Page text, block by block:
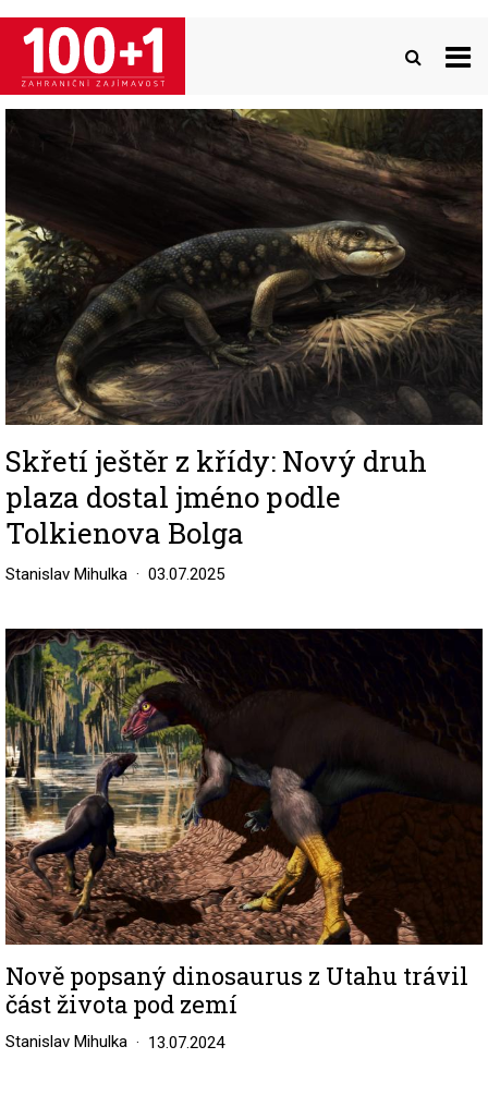
Přejít
hlavnímu
obsahu
Image
Skřetí ještěr z křídy: Nový druh
plaza dostal jméno podle
Tolkienova Bolga
Stanislav Mihulka 03.07.2025
Image
Nově popsaný dinosaurus z Utahu trávil
část života pod zemí
Stanislav Mihulka 13.07.2024